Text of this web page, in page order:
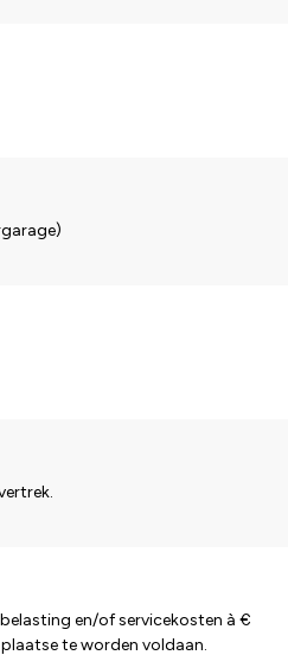
en/of servicekosten à €
te worden voldaan.